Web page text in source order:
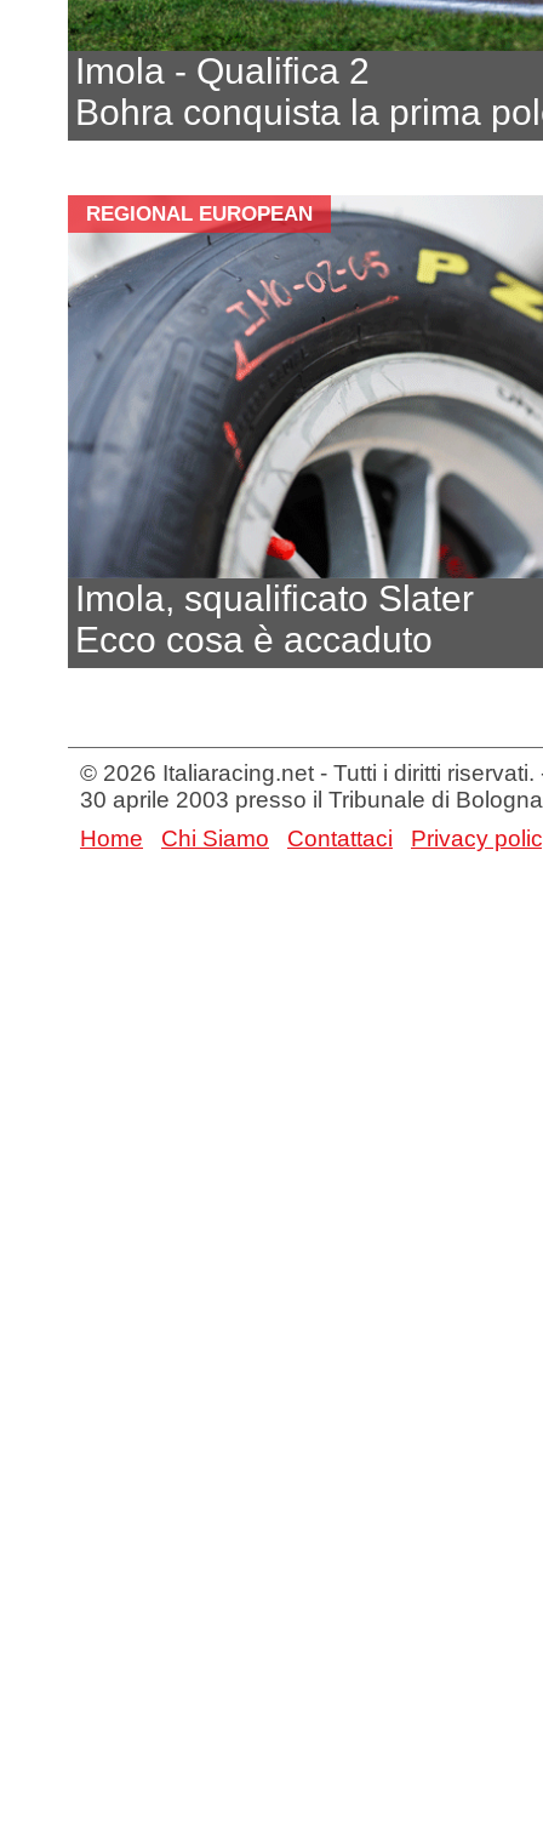
Imola - Qualifica 2
Bohra conquista la prima
REGIONAL EUROPEAN
Imola, squalificato Slater
Ecco cosa è accaduto
© 2026 Italiaracing.net - Tutti i diritti
30 aprile 2003 presso il Tribunale di Bologna
Home
Chi Siamo Contattaci Privacy